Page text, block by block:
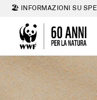
🏖 INFORMAZIONI SU